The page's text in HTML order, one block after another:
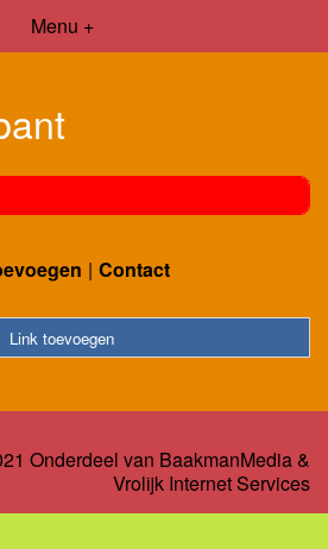
Menu +
Contact
Link toevoegen
Onderdeel van BaakmanMedia&
Vrolijk Internet Services